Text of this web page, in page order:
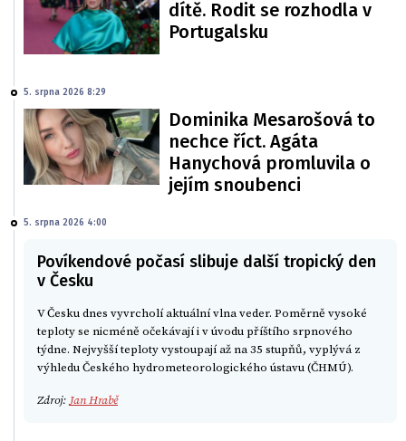
dítě. Rodit se rozhodla v
Portugalsku
5. srpna 2026 8:29
Dominika Mesarošová to
nechce říct. Agáta
Hanychová promluvila o
jejím snoubenci
5. srpna 2026 4:00
Povíkendové počasí slibuje další tropický den
v Česku
V Česku dnes vyvrcholí aktuální vlna veder. Poměrně vysoké
teploty se nicméně očekávají i v úvodu příštího srpnového
týdne. Nejvyšší teploty vystoupají až na 35 stupňů, vyplývá z
výhledu Českého hydrometeorologického ústavu (ČHMÚ).
Zdroj: Jan Hrabě